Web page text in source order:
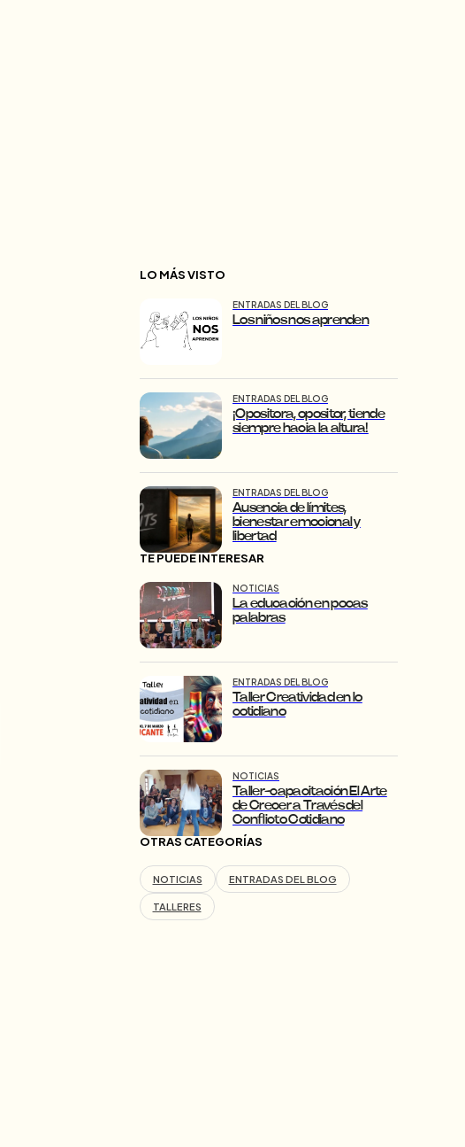
LO MÁS VISTO
ENTRADAS DEL BLOG
Los niños nos aprenden
ENTRADAS DEL BLOG
¡Opositora, opositor, tiende
siempre hacia la altura!
ENTRADAS DEL BLOG
Ausencia de límites,
bienestar emocional y
libertad
TE PUEDE INTERESAR
NOTICIAS
La educación en pocas
palabras
ENTRADAS DEL BLOG
Taller Creatividad en lo
cotidiano
NOTICIAS
Taller-capacitación El Arte
de Crecer a Través del
Conflicto Cotidiano
OTRAS CATEGORÍAS
NOTICIAS ENTRADAS DEL BLOG
TALLERES